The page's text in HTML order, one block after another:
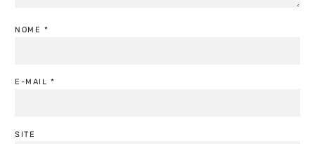
NOME *
E-MAIL *
SITE